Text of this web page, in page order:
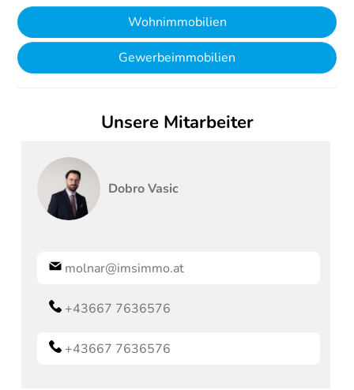
Wohnimmobilien
Gewerbeimmobilien
Unsere Mitarbeiter
Dobro Vasic
molnar@imsimmo.at
+43667 7636576
+43667 7636576